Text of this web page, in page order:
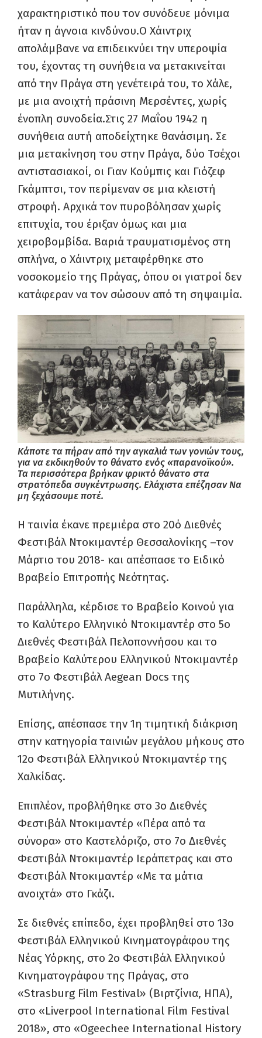
χαρακτηριστικό που τον συνόδευε μόνιμα
ήταν η άγνοια κινδύνου.Ο Χάιντριχ
απολάμβανε να επιδεικνύει την υπεροψία
του, έχοντας τη συνήθεια να μετακινείται
από την Πράγα στη γενέτειρά του, το Χάλε,
με μια ανοιχτή πράσινη Μερσέντες, χωρίς
ένοπλη συνοδεία.Στις 27 Μαΐου 1942 η
συνήθεια αυτή αποδείχτηκε θανάσιμη. Σε
μια μετακίνηση του στην Πράγα, δύο Τσέχοι
αντιστασιακοί, οι Γιαν Κούμπις και Γιόζεφ
Γκάμπτσι, τον περίμεναν σε μια κλειστή
στροφή. Αρχικά τον πυροβόλησαν χωρίς
επιτυχία, του έριξαν όμως και μια
χειροβομβίδα. Βαριά τραυματισμένος στη
σπλήνα, ο Χάιντριχ μεταφέρθηκε στο
νοσοκομείο της Πράγας, όπου οι γιατροί δεν
κατάφεραν να τον σώσουν από τη σηψαιμία.
Κάποτε τα πήραν από την αγκαλιά των γονιών τους,
για να εκδικηθούν το θάνατο ενός «παρανοϊκού».
Τα περισσότερα βρήκαν φρικτό θάνατο στα
στρατόπεδα συγκέντρωσης. Ελάχιστα επέζησαν Να
μη ξεχάσουμε ποτέ.
Η ταινία έκανε πρεμιέρα στο 20ό Διεθνές
Φεστιβάλ Ντοκιμαντέρ Θεσσαλονίκης –τον
Μάρτιο του 2018- και απέσπασε το Ειδικό
Βραβείο Επιτροπής Νεότητας.
Παράλληλα, κέρδισε το Βραβείο Κοινού για
το Καλύτερο Ελληνικό Ντοκιμαντέρ στο 5ο
Διεθνές Φεστιβάλ Πελοποννήσου και το
Βραβείο Καλύτερου Ελληνικού Ντοκιμαντέρ
στο 7ο Φεστιβάλ Aegean Docs της
Μυτιλήνης.
Επίσης, απέσπασε την 1η τιμητική διάκριση
στην κατηγορία ταινιών μεγάλου μήκους στο
12ο Φεστιβάλ Ελληνικού Ντοκιμαντέρ της
Χαλκίδας.
Επιπλέον, προβλήθηκε στο 3ο Διεθνές
Φεστιβάλ Ντοκιμαντέρ «Πέρα από τα
σύνορα» στο Καστελόριζο, στο 7ο Διεθνές
Φεστιβάλ Ντοκιμαντέρ Ιεράπετρας και στο
Φεστιβάλ Ντοκιμαντέρ «Με τα μάτια
ανοιχτά» στο Γκάζι.
Σε διεθνές επίπεδο, έχει προβληθεί στο 13ο
Φεστιβάλ Ελληνικού Κινηματογράφου της
Νέας Υόρκης, στο 2ο Φεστιβάλ Ελληνικού
Κινηματογράφου της Πράγας, στο
«Strasburg Film Festival» (Βιρτζίνια, ΗΠΑ),
στο «Liverpool International Film Festival
2018», στο «Ogeechee International History